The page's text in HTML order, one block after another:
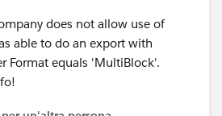
does not allow use of
able to do an export with
Format equals 'MultiBlock'.